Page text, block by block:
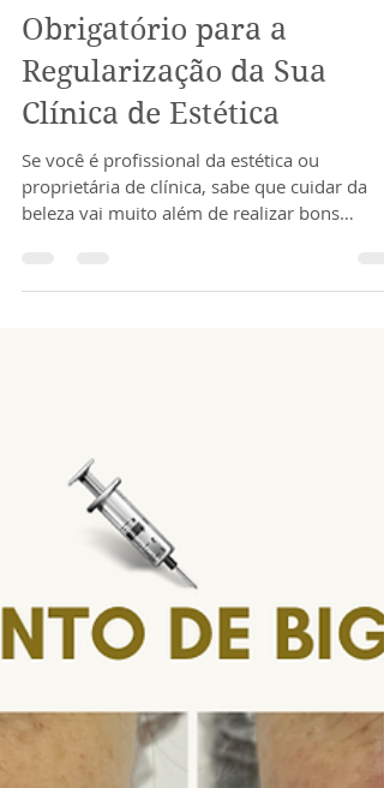
Pasta Sanitária: Um Pilar
Obrigatório para a
Regularização da Sua
Clínica de Estética